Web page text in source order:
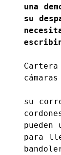
una
su
Cartera
su
para